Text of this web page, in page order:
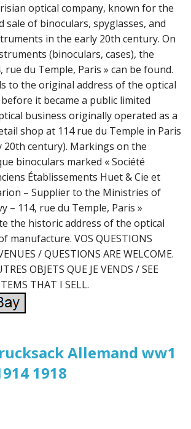
optical company, known for the
sale of binoculars, spyglasses, and
in the early 20th century. On
(binoculars, cases), the
rue du Temple, Paris » can be found.
to the original address of the optical
it became a public limited
business originally operated as a
shop at 114 rue du Temple in Paris
20th century). Markings on the
binoculars marked « Société
Établissements Huet & Cie et
– Supplier to the Ministries of
– 114, rue du Temple, Paris »
the historic address of the optical
manufacture. VOS QUESTIONS
/ QUESTIONS ARE WELCOME.
OBJETS QUE JE VENDS / SEE
THAT I SELL.
Allemand ww1
1918